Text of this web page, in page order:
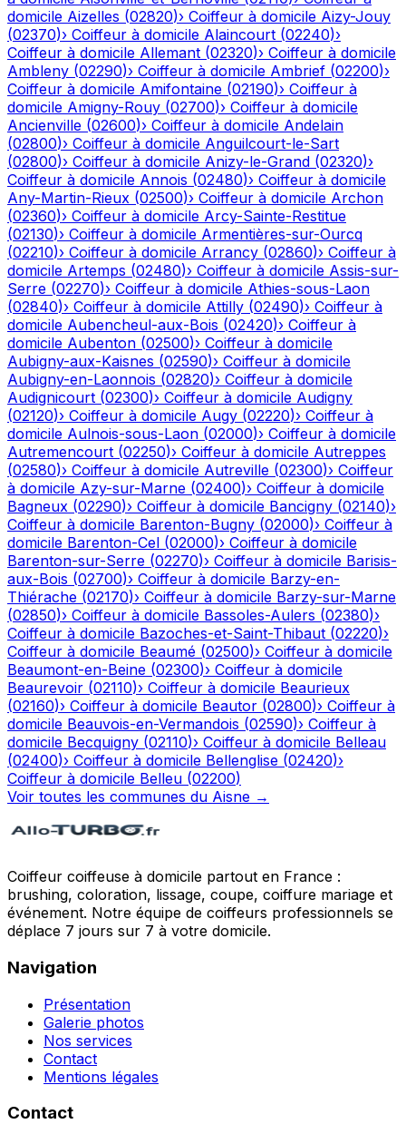
domicile Aizelles (02820)› Coiffeur à domicile Aizy-Jouy
(02370)› Coiffeur à domicile Alaincourt (02240)›
Coiffeur à domicile Allemant (02320)› Coiffeur à domicile
Ambleny (02290)› Coiffeur à domicile Ambrief (02200)›
Coiffeur à domicile Amifontaine (02190)› Coiffeur à
domicile Amigny-Rouy (02700)› Coiffeur à domicile
Ancienville (02600)› Coiffeur à domicile Andelain
(02800)› Coiffeur à domicile Anguilcourt-le-Sart
(02800)› Coiffeur à domicile Anizy-le-Grand (02320)›
Coiffeur à domicile Annois (02480)› Coiffeur à domicile
Any-Martin-Rieux (02500)› Coiffeur à domicile Archon
(02360)› Coiffeur à domicile Arcy-Sainte-Restitue
(02130)› Coiffeur à domicile Armentières-sur-Ourcq
(02210)› Coiffeur à domicile Arrancy (02860)› Coiffeur à
domicile Artemps (02480)› Coiffeur à domicile Assis-sur-
Serre (02270)› Coiffeur à domicile Athies-sous-Laon
(02840)› Coiffeur à domicile Attilly (02490)› Coiffeur à
domicile Aubencheul-aux-Bois (02420)› Coiffeur à
domicile Aubenton (02500)› Coiffeur à domicile
Aubigny-aux-Kaisnes (02590)› Coiffeur à domicile
Aubigny-en-Laonnois (02820)› Coiffeur à domicile
Audignicourt (02300)› Coiffeur à domicile Audigny
(02120)› Coiffeur à domicile Augy (02220)› Coiffeur à
domicile Aulnois-sous-Laon (02000)› Coiffeur à domicile
Autremencourt (02250)› Coiffeur à domicile Autreppes
(02580)› Coiffeur à domicile Autreville (02300)› Coiffeur
à domicile Azy-sur-Marne (02400)› Coiffeur à domicile
Bagneux (02290)› Coiffeur à domicile Bancigny (02140)›
Coiffeur à domicile Barenton-Bugny (02000)› Coiffeur à
domicile Barenton-Cel (02000)› Coiffeur à domicile
Barenton-sur-Serre (02270)› Coiffeur à domicile Barisis-
aux-Bois (02700)› Coiffeur à domicile Barzy-en-
Thiérache (02170)› Coiffeur à domicile Barzy-sur-Marne
(02850)› Coiffeur à domicile Bassoles-Aulers (02380)›
Coiffeur à domicile Bazoches-et-Saint-Thibaut (02220)›
Coiffeur à domicile Beaumé (02500)› Coiffeur à domicile
Beaumont-en-Beine (02300)› Coiffeur à domicile
Beaurevoir (02110)› Coiffeur à domicile Beaurieux
(02160)› Coiffeur à domicile Beautor (02800)› Coiffeur à
domicile Beauvois-en-Vermandois (02590)› Coiffeur à
domicile Becquigny (02110)› Coiffeur à domicile Belleau
(02400)› Coiffeur à domicile Bellenglise (02420)›
Coiffeur à domicile Belleu (02200)
Voir toutes les communes du Aisne →
Coiffeur coiffeuse à domicile partout en France :
brushing, coloration, lissage, coupe, coiffure mariage et
événement. Notre équipe de coiffeurs professionnels se
déplace 7 jours sur 7 à votre domicile.
Navigation
Présentation
Galerie photos
Nos services
Contact
Mentions légales
Contact